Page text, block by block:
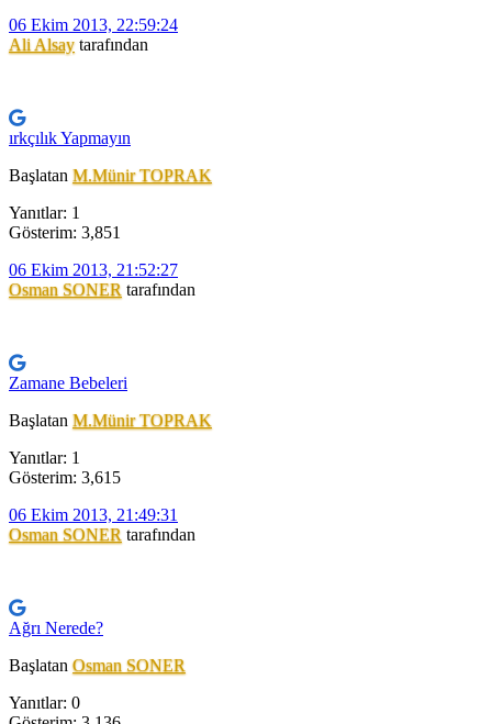
06 Ekim 2013, 22:59:24
Ali Alsay tarafından
ırkçılık Yapmayın
Başlatan M.Münir TOPRAK
Yanıtlar: 1
Gösterim: 3,851
06 Ekim 2013, 21:52:27
Osman SONER tarafından
Zamane Bebeleri
Başlatan M.Münir TOPRAK
Yanıtlar: 1
Gösterim: 3,615
06 Ekim 2013, 21:49:31
Osman SONER tarafından
Ağrı Nerede?
BaşlatanOsman SONER
Yanıtlar: 0